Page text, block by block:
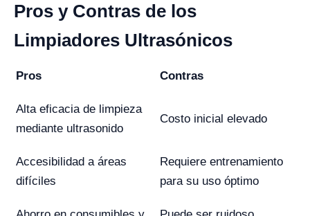
Pros y Contras de los
Limpiadores Ultrasónicos
Pros Contras
Alta eficacia de limpieza
mediante ultrasonido
Costo inicial elevado
Accesibilidad a áreas
difíciles
Requiere entrenamiento
para su uso óptimo